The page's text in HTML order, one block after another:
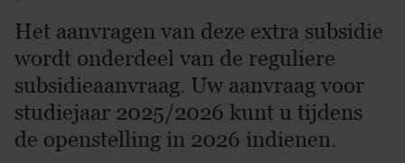
Het aanvragen van deze extra subsidie
wordt onderdeel van de reguliere
subsidieaanvraag. Uw aanvraag voor
studiejaar 2025/2026 kunt u tijdens
de openstelling in 2026 indienen.